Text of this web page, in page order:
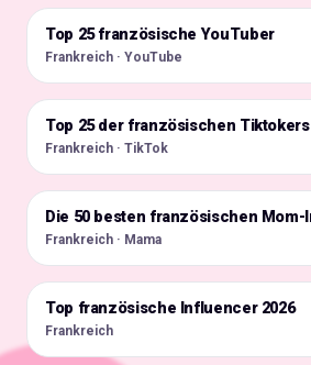
🇫🇷
Top 25 französische YouTuber
Frankreich · YouTube
🇫🇷
Top 25 der französischen Tiktokers
Frankreich · TikTok
🇫🇷
Frankreich · Mama
🇫🇷
Top französische Influencer 2026
Frankreich